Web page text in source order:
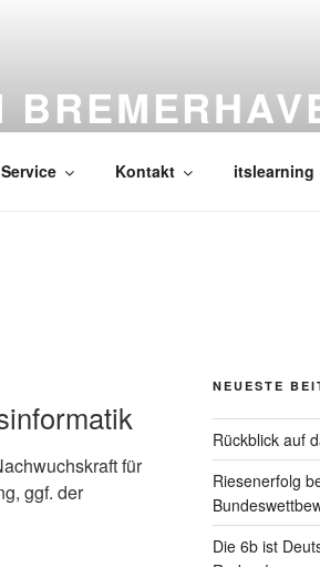
Service Kontakt itslearning
für
ggf. der
NEUESTE
Rückblick auf
Riesenerfolg
Die 6b ist